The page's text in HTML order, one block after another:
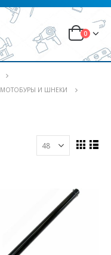
0
МОТОБУРЫ И ШНЕКИ